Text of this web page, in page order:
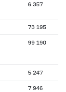
6 357
73 195
99 190
5 247
7 946